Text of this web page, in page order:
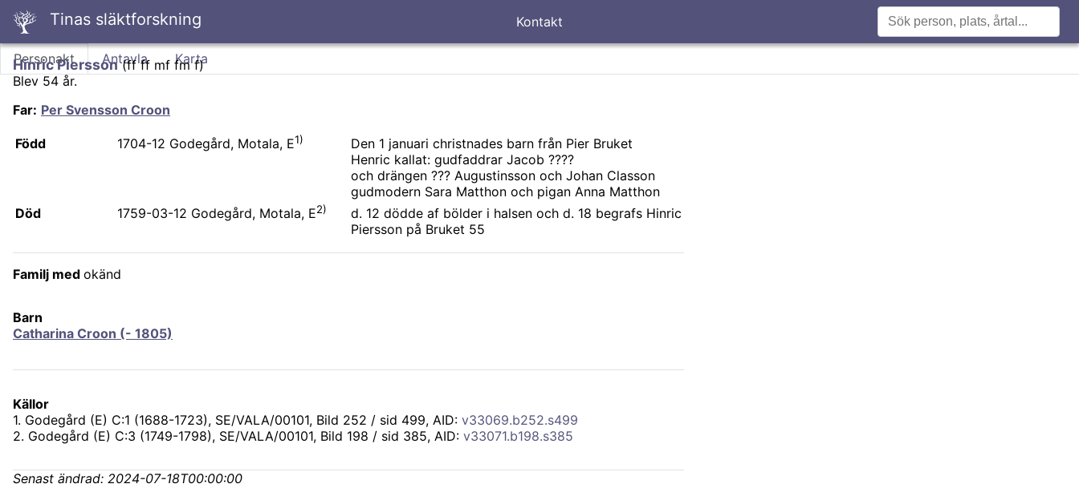
Tinas släktforskning Kontakt
Personakt Antavla Karta
Hinric Piersson (ff ff mf fm f)
Blev 54 år.
Far: Per Svensson Croon
Född 1704-12 Godegård, Motala, E1)
Den 1 januari christnades barn från Pier Bruket
Henric kallat: gudfaddrar Jacob ????
och drängen ??? Augustinsson och Johan Classon
gudmodern Sara Matthon och pigan Anna Matthon
Död
1759-03-12 Godegård, Motala, E2)
d. 12 dödde af bölder i halsen och d. 18 begrafs Hinric
Piersson på Bruket 55
Familj med okänd
Barn
Catharina Croon (- 1805)
Källor
1. Godegård (E) C:1 (1688-1723), SE/VALA/00101, Bild 252 / sid 499, AID: v33069.b252.s499
2. Godegård (E) C:3 (1749-1798), SE/VALA/00101, Bild 198 / sid 385, AID: v33071.b198.s385
Senast ändrad: 2024-07-18T00:00:00